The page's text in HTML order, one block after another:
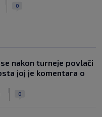
0
nakon turneje povlači
joj je komentara o
0